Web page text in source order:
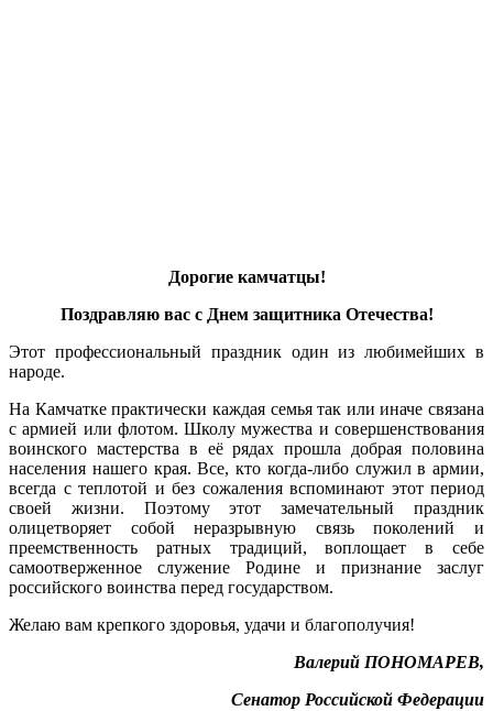
Дорогие камчатцы!
Поздравляю вас с Днем защитника Отечества!
Этот профессиональный праздник один из любимейших в
народе.
На Камчатке практически каждая семья так или иначе связана
с армией или флотом. Школу мужества и совершенствования
воинского мастерства в её рядах прошла добрая половина
населения нашего края. Все, кто когда-либо служил в армии,
всегда с теплотой и без сожаления вспоминают этот период
своей жизни. Поэтому этот замечательный праздник
олицетворяет собой неразрывную связь поколений и
преемственность ратных традиций, воплощает в себе
самоотверженное служение Родине и признание заслуг
российского воинства перед государством.
Желаю вам крепкого здоровья, удачи и благополучия!
Валерий ПОНОМАРЕВ,
Сенатор Российской Федерации